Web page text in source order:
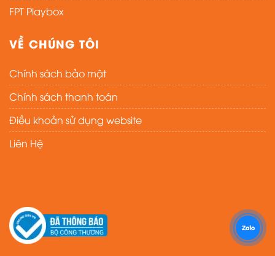
FPT Playbox
VỀ CHÚNG TÔI
Chính sách bảo mật
Chính sách thanh toán
Điều khoản sử dụng website
Liên Hệ